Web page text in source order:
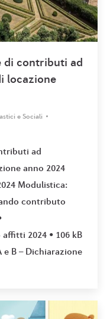
di contributi ad
locazione
e Sociali
ad
anno 2024
Modulistica:
contributo
2024 • 106 kB
e B – Dichiarazione